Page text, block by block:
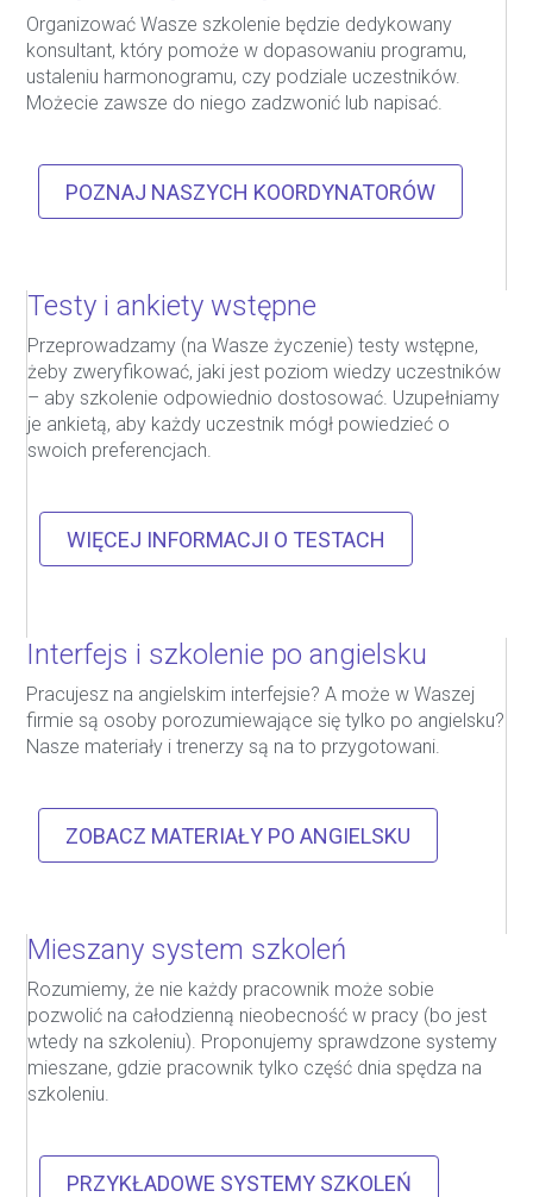
Organizować Wasze szkolenie będzie dedykowany
konsultant, który pomoże w dopasowaniu programu,
ustaleniu harmonogramu, czy podziale uczestników.
Możecie zawsze do niego zadzwonić lub napisać.
POZNAJ NASZYCH KOORDYNATORÓW
Testy i ankiety wstępne
Przeprowadzamy (na Wasze życzenie) testy wstępne,
żeby zweryfikować, jaki jest poziom wiedzy uczestników
– aby szkolenie odpowiednio dostosować. Uzupełniamy
je ankietą, aby każdy uczestnik mógł powiedzieć o
swoich preferencjach.
WIĘCEJ INFORMACJI O TESTACH
Interfejs i szkolenie po angielsku
Pracujesz na angielskim interfejsie? A może w Waszej
firmie są osoby porozumiewające się tylko po angielsku?
Nasze materiały i trenerzy są na to przygotowani.
ZOBACZ MATERIAŁY PO ANGIELSKU
Mieszany system szkoleń
Rozumiemy, że nie każdy pracownik może sobie
pozwolić na całodzienną nieobecność w pracy (bo jest
wtedy na szkoleniu). Proponujemy sprawdzone systemy
mieszane, gdzie pracownik tylko część dnia spędza na
szkoleniu.
PRZYKŁADOWE SYSTEMY SZKOLEŃ